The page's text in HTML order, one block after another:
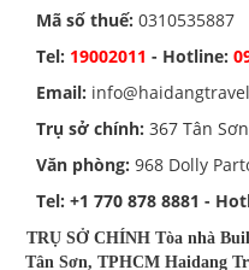
Mã số thuế: 0310535887
Tel: 19002011 - Hotline:
Email:
Trụ sở chính: 367 Tân
Văn phòng: 968 Dolly
Tel: +1 770 878 8881 -
TRỤ SỞ CHÍNH Tòa nhà
Tân Sơn, TPHCM Haidang